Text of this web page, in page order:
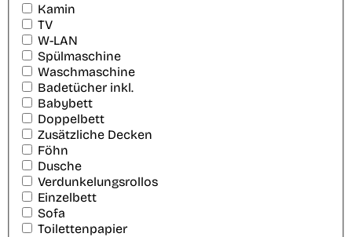
Kamin
TV
W-LAN
Spülmaschine
Waschmaschine
Badetücher inkl.
Babybett
Doppelbett
Zusätzliche Decken
Föhn
Dusche
Verdunkelungsrollos
Einzelbett
Sofa
Toilettenpapier